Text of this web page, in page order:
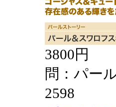
3800円
問：パー
2598